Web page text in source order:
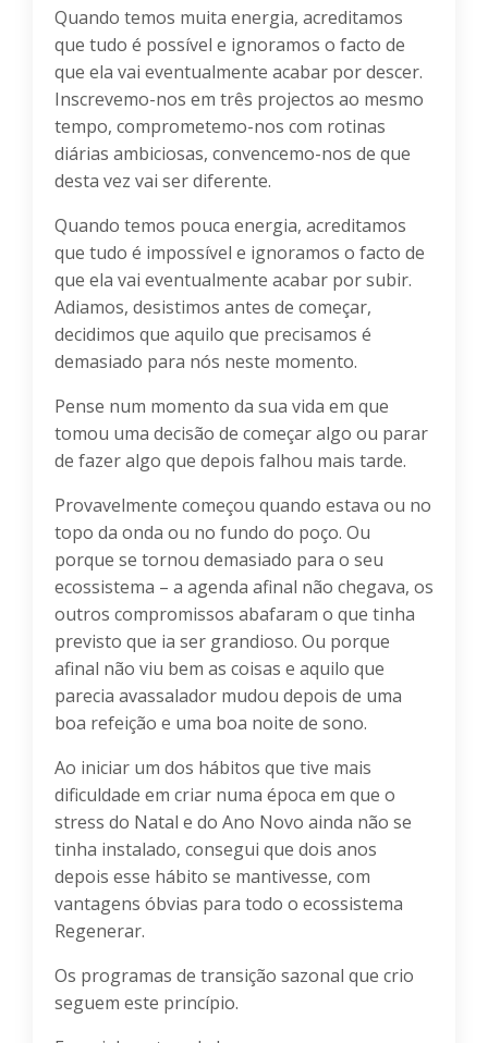
Quando temos muita energia, acreditamos
que tudo é possível e ignoramos o facto de
que ela vai eventualmente acabar por descer.
Inscrevemo-nos em três projectos ao mesmo
tempo, comprometemo-nos com rotinas
diárias ambiciosas, convencemo-nos de que
desta vez vai ser diferente.
Quando temos pouca energia, acreditamos
que tudo é impossível e ignoramos o facto de
que ela vai eventualmente acabar por subir.
Adiamos, desistimos antes de começar,
decidimos que aquilo que precisamos é
demasiado para nós neste momento.
Pense num momento da sua vida em que
tomou uma decisão de começar algo ou parar
de fazer algo que depois falhou mais tarde.
Provavelmente começou quando estava ou no
topo da onda ou no fundo do poço. Ou
porque se tornou demasiado para o seu
ecossistema – a agenda afinal não chegava, os
outros compromissos abafaram o que tinha
previsto que ia ser grandioso. Ou porque
afinal não viu bem as coisas e aquilo que
parecia avassalador mudou depois de uma
boa refeição e uma boa noite de sono.
Ao iniciar um dos hábitos que tive mais
dificuldade em criar numa época em que o
stress do Natal e do Ano Novo ainda não se
tinha instalado, consegui que dois anos
depois esse hábito se mantivesse, com
vantagens óbvias para todo o ecossistema
Regenerar.
Os programas de transição sazonal que crio
seguem este princípio.